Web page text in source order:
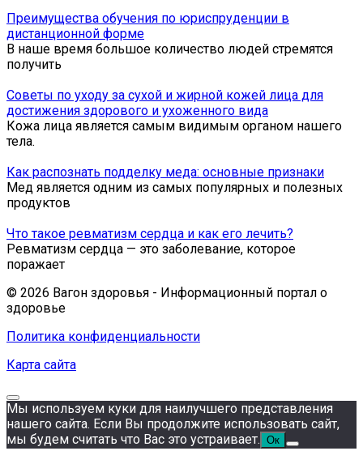
Преимущества обучения по юриспруденции в
дистанционной форме
В наше время большое количество людей стремятся
получить
Советы по уходу за сухой и жирной кожей лица для
достижения здорового и ухоженного вида
Кожа лица является самым видимым органом нашего
тела.
Как распознать подделку меда: основные признаки
Мед является одним из самых популярных и полезных
продуктов
Что такое ревматизм сердца и как его лечить?
Ревматизм сердца — это заболевание, которое
поражает
© 2026 Вагон здоровья - Информационный портал о
здоровье
Политика конфиденциальности
Карта сайта
Мы используем куки для наилучшего представления
нашего сайта. Если Вы продолжите использовать сайт,
мы будем считать что Вас это устраивает. Ок